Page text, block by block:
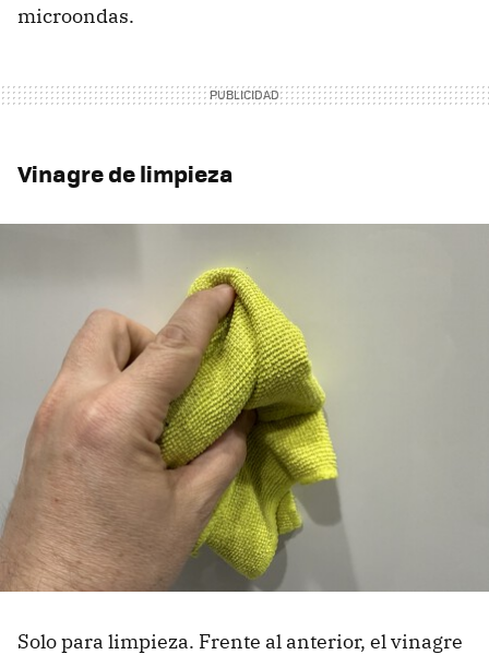
microondas.
Vinagre de limpieza
Solo para limpieza. Frente al anterior, el vinagre